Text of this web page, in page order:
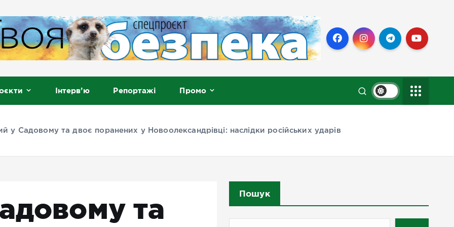
Інтерв’ю Репортажі Промо
у Садовому та двоє поранених у Новоолександрівці: наслідки російських ударів
та Пошук